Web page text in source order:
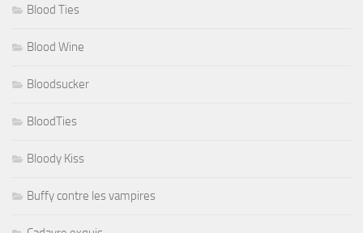
Blood Ties
Blood Wine
Bloodsucker
BloodTies
Bloody Kiss
Buffy contre les vampires